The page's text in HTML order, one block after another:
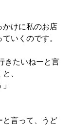
かけに私のお店
いくのです。
きたいねーと言
、
と言って、うど